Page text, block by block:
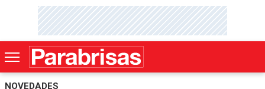
NOVEDADES